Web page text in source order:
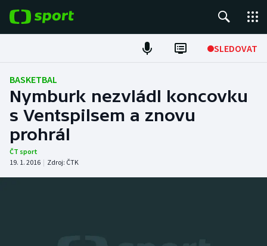
SLEDOVAT
Fotbal
Hokej
Tenis
Atletika
BASKETBAL
Nymburk nezvládl koncovku
s Ventspilsem a znovu
prohrál
ČT sport
19. 1. 2016 | Zdroj: ČTK